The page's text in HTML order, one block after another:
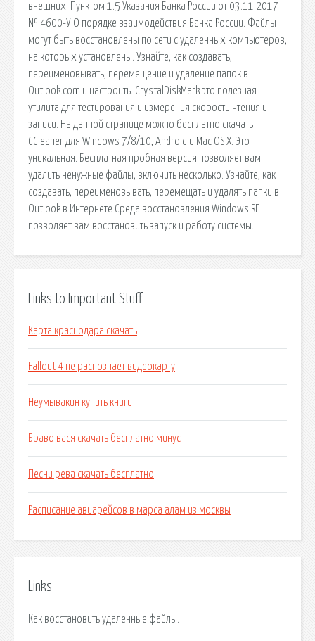
внешних. Пунктом 1.5 Указания Банка России от 03.11.2017
№ 4600-У О порядке взаимодействия Банка России. Файлы
могут быть восстановлены по сети с удаленных компьютеров,
на которых установлены. Узнайте, как создавать,
переименовывать, перемещение и удаление папок в
Outlook.com и настроить. CrystalDiskMark это полезная
утилита для тестирования и измерения скорости чтения и
записи. На данной странице можно бесплатно скачать
CCleaner для Windows 7/8/10, Android и Mac OS X. Это
уникальная. Бесплатная пробная версия позволяет вам
удалить ненужные файлы, включить несколько. Узнайте, как
создавать, переименовывать, перемещать и удалять папки в
Outlook в Интернете Среда восстановления Windows RE
позволяет вам восстановить запуск и работу системы.
Links to Important Stuff
Карта краснодара скачать
Fallout 4 не распознает видеокарту
Неумывакин купить книги
Браво вася скачать бесплатно минус
Песни рева скачать бесплатно
Расписание авиарейсов в марса алам из москвы
Links
Как восстановить удаленные файлы.